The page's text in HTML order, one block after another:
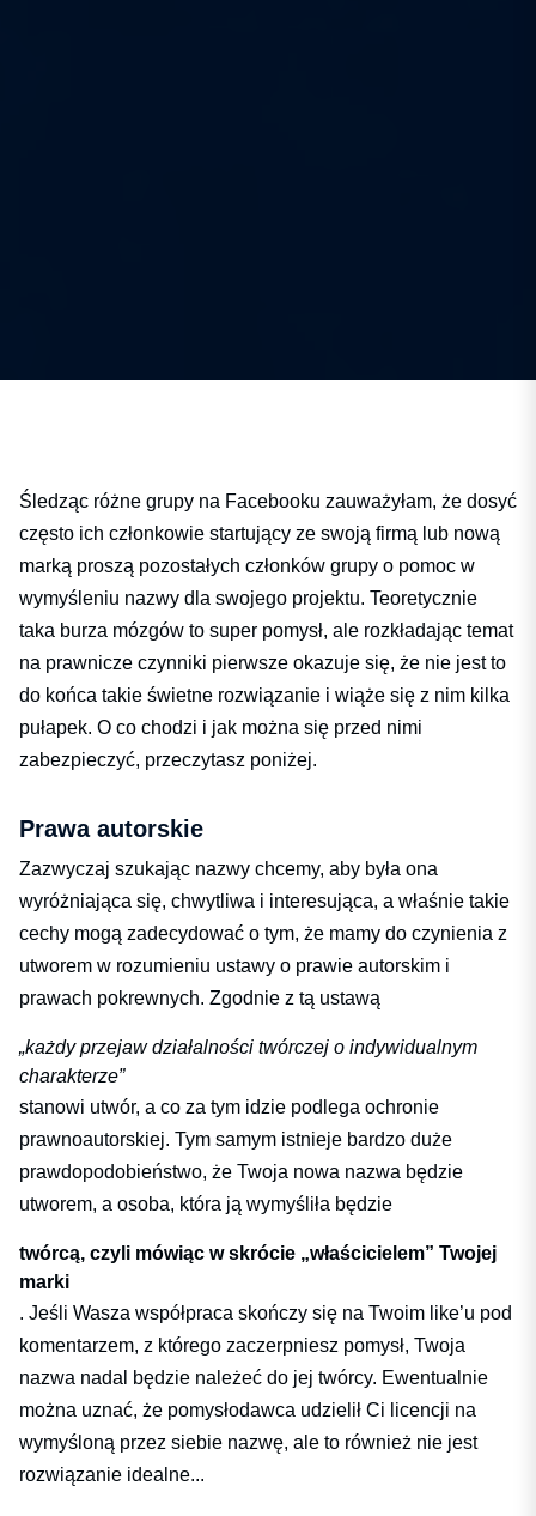
Śledząc różne grupy na Facebooku zauważyłam, że dosyć
często ich członkowie startujący ze swoją firmą lub nową
marką proszą pozostałych członków grupy o pomoc w
wymyśleniu nazwy dla swojego projektu. Teoretycznie
taka burza mózgów to super pomysł, ale rozkładając temat
na prawnicze czynniki pierwsze okazuje się, że nie jest to
do końca takie świetne rozwiązanie i wiąże się z nim kilka
pułapek. O co chodzi i jak można się przed nimi
zabezpieczyć, przeczytasz poniżej.
Prawa autorskie
Zazwyczaj szukając nazwy chcemy, aby była ona
wyróżniająca się, chwytliwa i interesująca, a właśnie takie
cechy mogą zadecydować o tym, że mamy do czynienia z
utworem w rozumieniu ustawy o prawie autorskim i
prawach pokrewnych. Zgodnie z tą ustawą
„każdy przejaw działalności twórczej o indywidualnym
charakterze”
stanowi utwór, a co za tym idzie podlega ochronie
prawnoautorskiej. Tym samym istnieje bardzo duże
prawdopodobieństwo, że Twoja nowa nazwa będzie
utworem, a osoba, która ją wymyśliła będzie
twórcą, czyli mówiąc w skrócie „właścicielem” Twojej
marki
. Jeśli Wasza współpraca skończy się na Twoim like’u pod
komentarzem, z którego zaczerpniesz pomysł, Twoja
nazwa nadal będzie należeć do jej twórcy. Ewentualnie
można uznać, że pomysłodawca udzielił Ci licencji na
wymyśloną przez siebie nazwę, ale to również nie jest
rozwiązanie idealne...